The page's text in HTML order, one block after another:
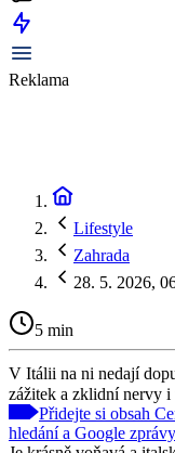
Reklama
Lifestyle
Zahrada
28. 5. 2026,
5 min
V Itálii na ni nedají
zážitek a zklidní nervy i
Přidejte si obsah
hledání a Google zprávy